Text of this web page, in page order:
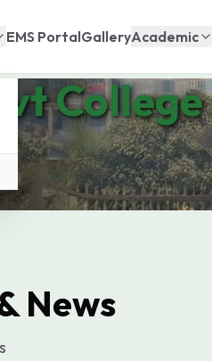
EMS PortalGalleryAcademic
College
News